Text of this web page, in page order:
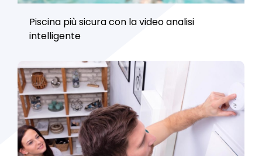
Piscina più sicura con la video analisi
intelligente